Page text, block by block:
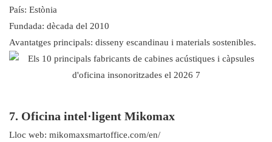
País: Estònia
Fundada: dècada del 2010
Avantatges principals: disseny escandinau i materials sostenibles.
7. Oficina intel·ligent Mikomax
Lloc web: mikomaxsmartoffice.com/en/